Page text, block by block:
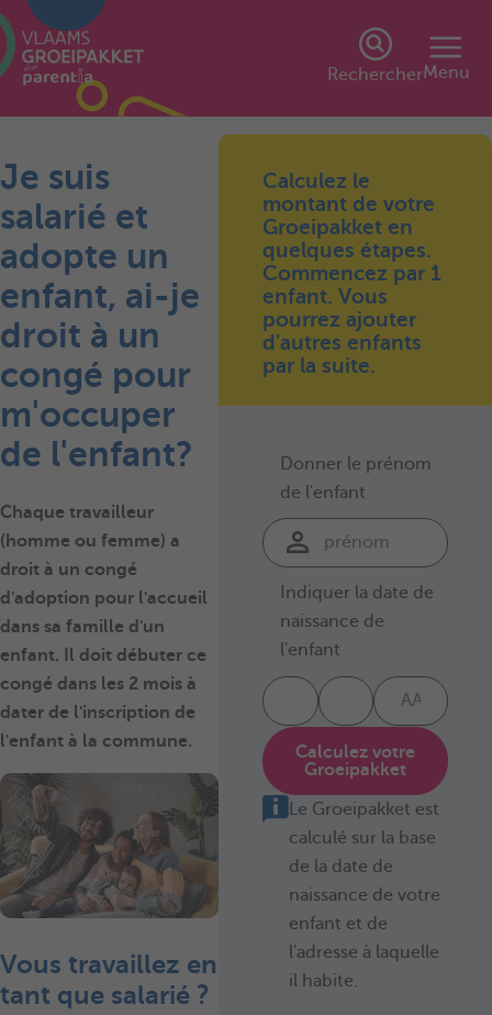
RechercherMenu
Je suis
salarié et
adopte un
enfant, ai-je
droit à un
congé pour
m'occuper
de l'enfant?
Chaque travailleur
(homme ou femme) a
droit à un congé
d'adoption pour l'accueil
dans sa famille d'un
enfant. Il doit débuter ce
congé dans les 2 mois à
dater de l'inscription de
l'enfant à la commune.
Vous travaillez en
tant que salarié ?
Calculez le
montant de votre
Groeipakket en
quelques étapes.
Commencez par 1
enfant. Vous
pourrez ajouter
d'autres enfants
par la suite.
Donner le prénom
de l'enfant
Indiquer la date de
naissance de
l'enfant
Calculez votre
Groeipakket
Le Groeipakket est
calculé sur la base
de la date de
naissance de votre
enfant et de
l'adresse à laquelle
il habite.